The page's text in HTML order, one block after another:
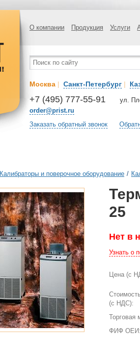
О компании Продукция Услуги
Москва | Санкт-Петербург |
+7 (495) 777-55-91
order@prist.ru
ул.
Заказать обратный звонок
Калибраторы и поверочное оборудование /
25
Нет в
Узнать о
Цена (с
(с НДС):
Торговая
ФИФ ОЕИ: